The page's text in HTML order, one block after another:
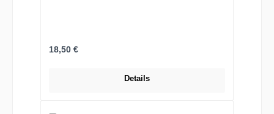
Regulärer Preis:
18,50 €
Details